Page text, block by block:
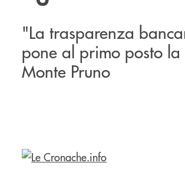
"La trasparenza
pone al primo posto
Monte Pruno